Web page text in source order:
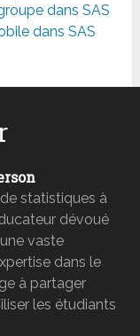
dans SAS
dans SAS
statistiques à
dévoué
vaste
dans le
à partager
les étudiants